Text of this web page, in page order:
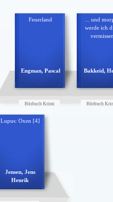
Feuerland
Engman, Pascal
Hörbuch Krimi
... und
werde ich
Bakkeid,
Hörbuch
Lupus: Oxen [4]
Jensen, Jens
Henrik